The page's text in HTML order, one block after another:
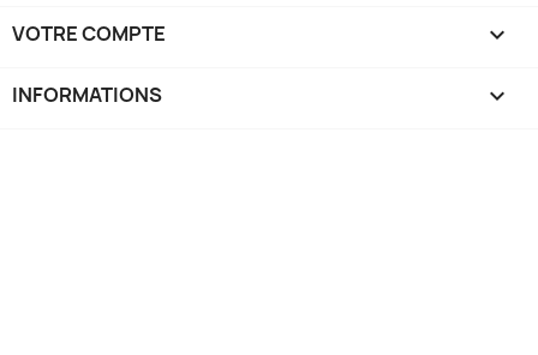
VOTRE COMPTE 
INFORMATIONS keyboard_arrow_down